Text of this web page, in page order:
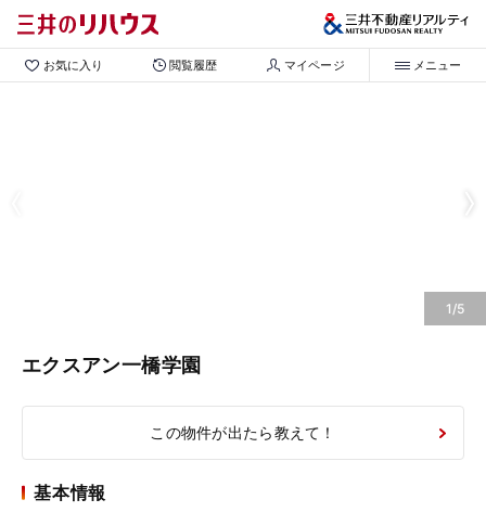
お気に入り 閲覧履歴 マイページ メニュー
1/5
エクスアン一橋学園
この物件が出たら教えて！
基本情報